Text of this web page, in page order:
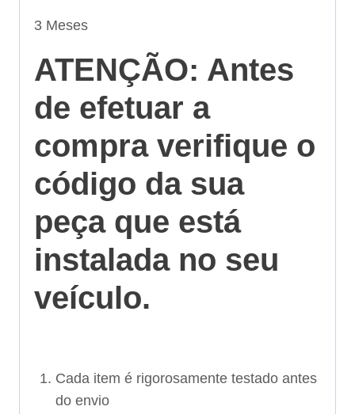
3 Meses
ATENÇÃO: Antes
de efetuar a
compra verifique o
código da sua
peça que está
instalada no seu
veículo.
Cada item é rigorosamente testado antes
do envio